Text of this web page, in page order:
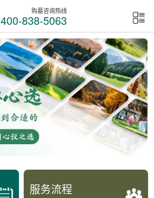
购墓咨询热线
400-838-5063
服务流程